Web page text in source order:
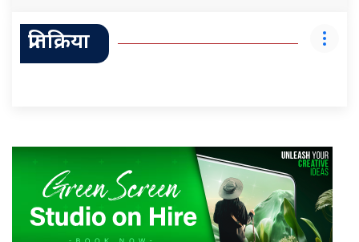
प्रतिक्रिया